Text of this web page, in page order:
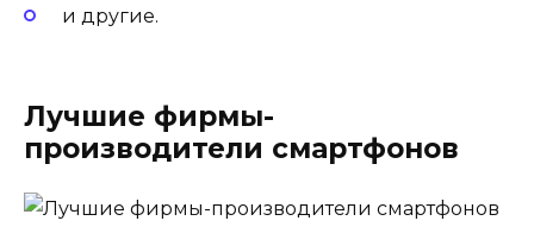
и другие.
Лучшие фирмы-
производители смартфонов